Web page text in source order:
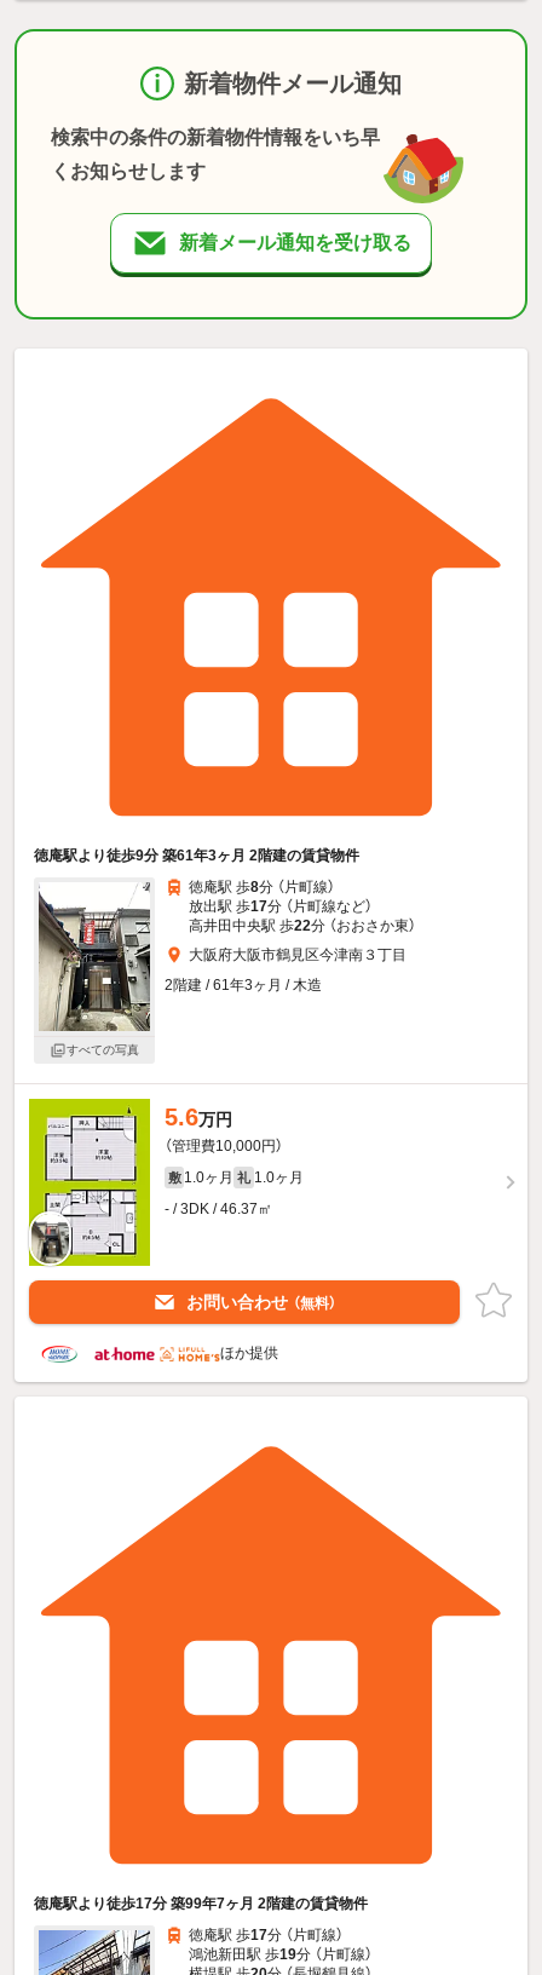
新着物件メール通知
検索中の条件の新着物件情報をいち早
くお知らせします
新着メール通知を受け取る
徳庵駅より徒歩9分 築61年3ヶ月 2階建の賃貸物件
すべての写真
徳庵駅 歩8分 （片町線）
放出駅 歩17分 （片町線など）
高井田中央駅 歩22分 （おおさか東）
大阪府大阪市鶴見区今津南３丁目
2階建 / 61年3ヶ月 / 木造
5.6万円
（管理費10,000円）
敷 1.0ヶ月 礼 1.0ヶ月
- / 3DK / 46.37㎡
お問い合わせ （無料）
ほか提供
徳庵駅より徒歩17分 築99年7ヶ月 2階建の賃貸物件
徳庵駅 歩17分 （片町線）
鴻池新田駅 歩19分 （片町線）